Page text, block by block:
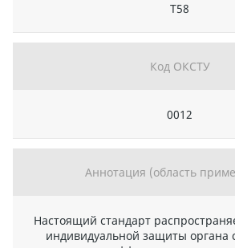
Т58
Код ОКСТУ
0012
Аннотация (область
Настоящий стандарт
индивидуальной защиты органа